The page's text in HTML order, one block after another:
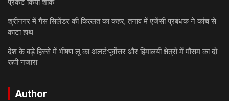
प्रकट किया शोक
श्रीनगर में गैस सिलेंडर की किल्लत का कहर, तनाव में एजेंसी प्रबंधक ने कांच से
काटा हाथ
देश के बड़े हिस्से में भीषण लू का अलर्ट:पूर्वोत्तर और हिमालयी क्षेत्रों में मौसम का दो
रूपी नजारा
Author